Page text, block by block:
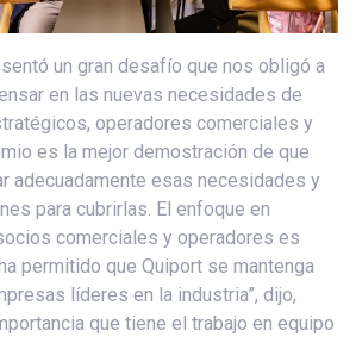
un gran desafío que nos obligó a
en las nuevas necesidades de
operadores comerciales y
es la mejor demostración de que
adecuadamente esas necesidades y
para cubrirlas. El enfoque en
comerciales y operadores es
permitido que Quiport se mantenga
líderes en la industria”, dijo,
que tiene el trabajo en equipo